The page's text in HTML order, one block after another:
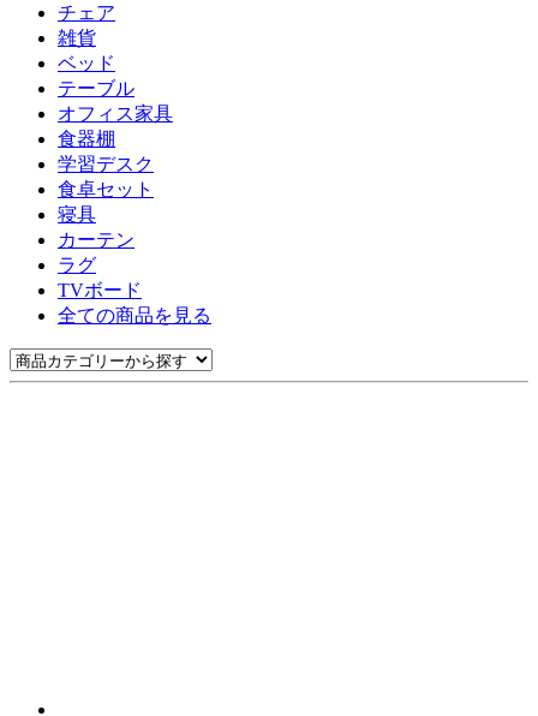
チェア
雑貨
ベッド
テーブル
オフィス家具
食器棚
学習デスク
食卓セット
寝具
カーテン
ラグ
TVボード
全ての商品を見る